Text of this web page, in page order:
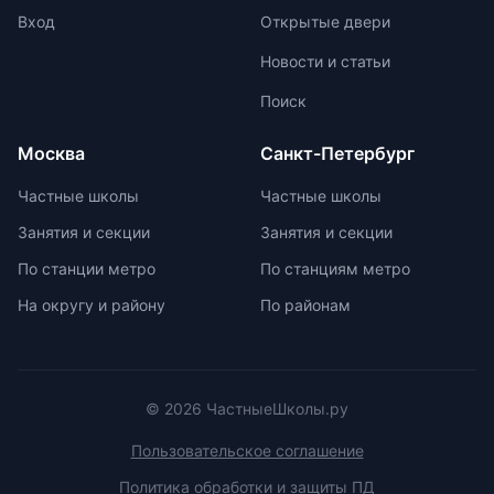
предлагает отсутствие
межпредметную взаимосвязь для
поддержания интереса к учебе.
регулируя нагрузку в зависимости
от возрастных задач и
учеников. Отсутствие страха перед
оценками и акцент на качественной
свои навыки и интересы.
Вход Открытые двери
Новости и статьи
Поиск
Москва
Частные школы
Занятия и секции
По станции метро
На округу и району
Санкт-Петербург
Частные школы
Занятия и секции
По станциям метро
По районам
© 2026 ЧастныеШколы.ру
Пользовательское соглашение
Политика обработки и защиты ПД